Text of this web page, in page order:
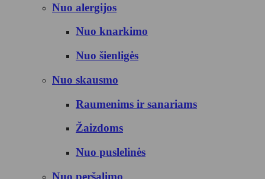
Nuo alergijos
Nuo knarkimo
Nuo šienligės
Nuo skausmo
Raumenims ir sanariams
Žaizdoms
Nuo puslelinės
Nuo peršalimo